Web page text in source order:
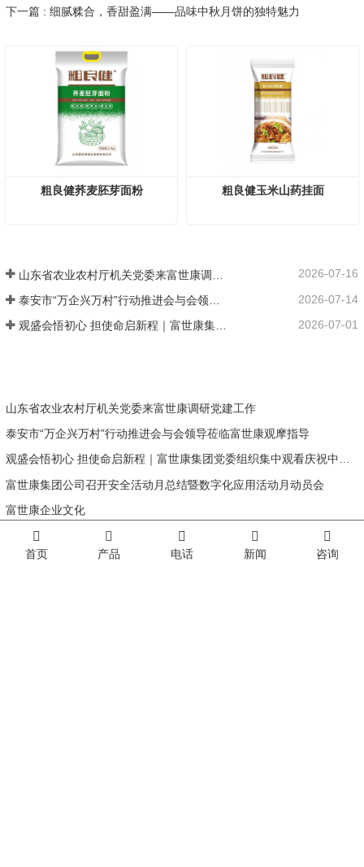
下一篇 : 细腻糅合，香甜盈满——品味中秋月饼的独特魅力
粗良健荞麦胚芽面粉 粗良健玉米山药挂面
2026-07-16
2026-07-14
观盛会悟初心 担使命启新程｜富世康集团党委组织集中观看庆祝中国共产党成立105周年大会直播 2026-07-01
山东省农业农村厅机关党委来富世康调研党建工作
泰安市“万企兴万村”行动推进会与会领导莅临富世康观摩指导
观盛会悟初心 担使命启新程｜富世康集团党委组织集中观看庆祝中国共产党成立105周年大会直播
富世康集团公司召开安全活动月总结暨数字化应用活动月动员会
富世康企业文化
首页 产品 电话 新闻 咨询